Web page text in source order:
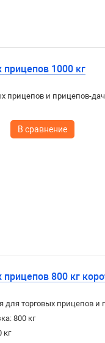
1000 кг
прицепов и прицепов-
В сравнение
800 кг
для торговых прицепов и
800 кг
кг